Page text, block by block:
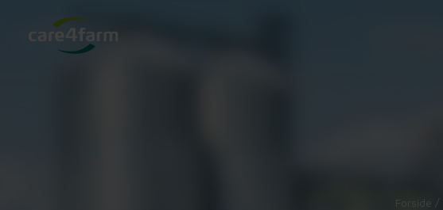
Forside /